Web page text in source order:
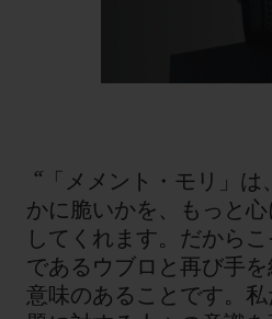
“「メメント・モリ」
かに脆いかを、もっと
してくれます。だから
であるウブロと再び手
意味のあることです。